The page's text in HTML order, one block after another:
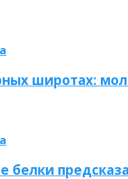
широтах:
белки